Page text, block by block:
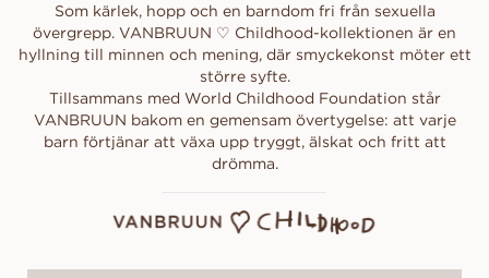
Som kärlek, hopp och en barndom fri från sexuella
övergrepp. VANBRUUN ♡ Childhood-kollektionen är en
hyllning till minnen och mening, där smyckekonst möter ett
större syfte.
Tillsammans med World Childhood Foundation står
VANBRUUN bakom en gemensam övertygelse: att varje
barn förtjänar att växa upp tryggt, älskat och fritt att
drömma.